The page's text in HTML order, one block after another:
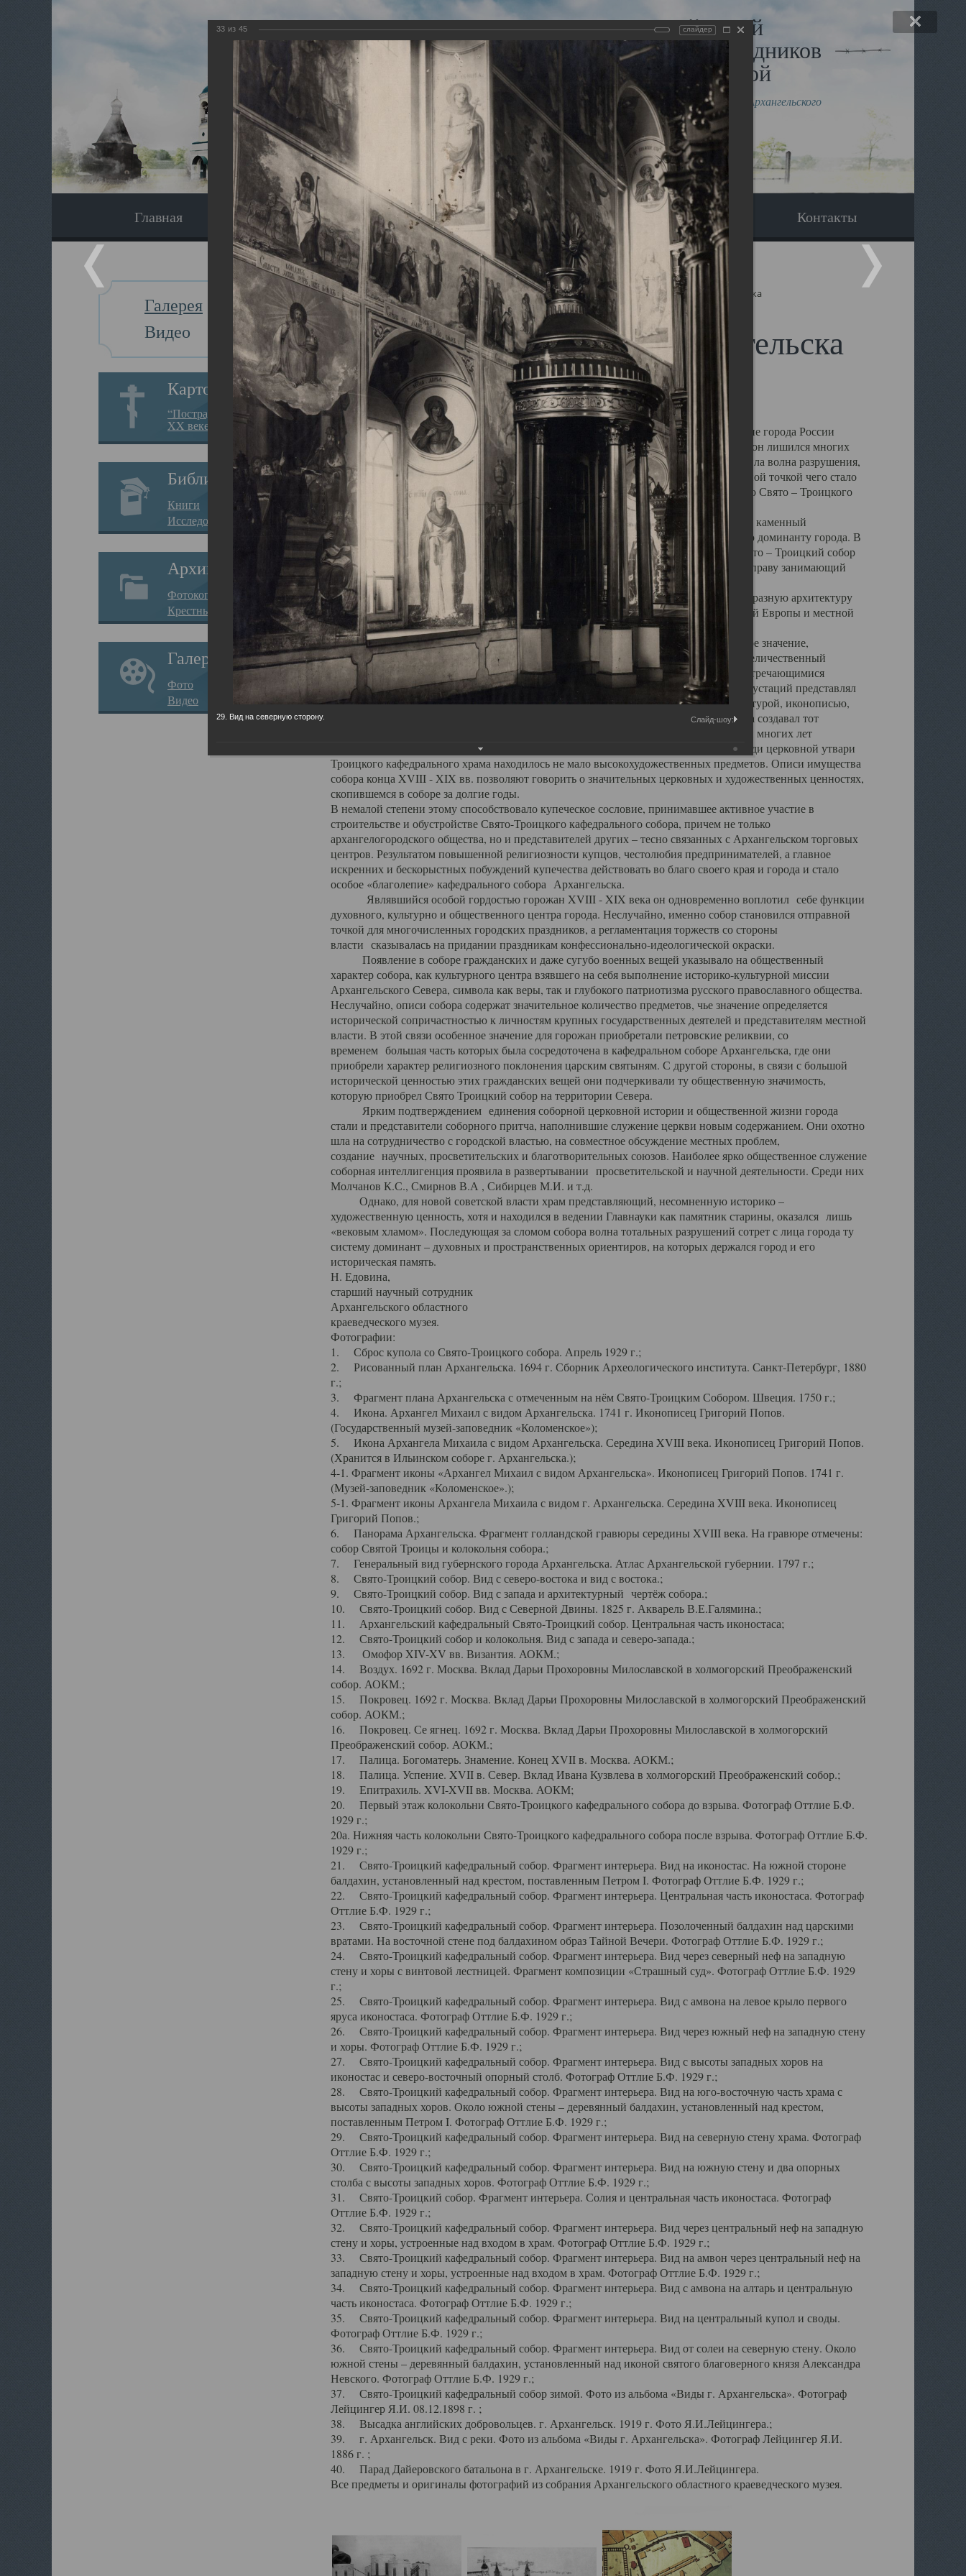
Виртуальный музей
Новомучеников и исповедников
Земли Архангельской
Сайт создан по благословлению митрополита Архангельского
и Холмогорского Даниила
Главная Экскурсия Наследники Галерея Вопрос-ответ Контакты
Галерея
Видео
Картотека
“Пострадавшие за веру в
XX веке на Севере”
Библиотека
Книги
Исследования
Архив
Фотокопии дел
Крестные ходы
Галерея
Фото
Видео
Главная Галерея Храмы-мученики Архангельска Свято-Троицкий собор Архангельска
Свято-Троицкий собор Архангельска
Свято-Троицкий собор Архангельска
23.12.2015
Сегодня мы можем говорить, что Архангельск в большей мере, чем другие губернские города России
пострадал от целенаправленных систематических разрушений, в результате которых он лишился многих
выдающихся памятников архитектуры. Больше всего по старому Архангельску ударила волна разрушения,
вызванная борьбой с религией, набравшая особую силу в конце 20 –х годов. Отправной точкой чего стало
разрушение православного центра архангельской губернии - ансамбля кафедрального Свято – Троицкого
собора Архангельска.
Возникнув в начале XVIII века в центре Архангельска, величественный каменный
двухэтажный Троицкий собор, сразу превратился в зрительную и градостроительную доминанту города. В
XVIII веке по масштабам ему не было равных на Севере. Вплоть до разрушения Свято – Троицкий собор
оставался самым высоким и значительным из городских строений Архангельска, по праву занимающий
второе место, после гостиных дворов, в градостроительной картине Архангельска.
Один из самых больших и светлых соборов России воплотил в себе яркую и своеобразную архитектуру
портового города с отраженными в ней архитектурными течениями России, Западной Европы и местной
архангелогородской школы церковного зодчества.
Масштабность, благолепие и богатство собора, вполне оправдывали его кафедральное значение,
заслуженно выделяя из многочисленных культовых построек города. Обширный и величественный
иконостас украшенный колоннами ионического стиля, с единственными нигде не встречающимися
царскими вратами, изящным фронтоном и множеством резных, символических инкрустаций представлял
собой поистине художественную ценность. В совокупности же с живописью, скульптурой, иконописью,
шитьем, многочисленными предметами церковной утвари интерьер Троицкого храма создавал тот
неповторимый красочный ансамбль декоративного убранства собора, на протяжении многих лет
поражающий воображение своих посетителей. В соборной ризнице, библиотеке, среди церковной утвари
Троицкого кафедрального храма находилось не мало высокохудожественных предметов. Описи имущества
собора конца XVIII - XIX вв. позволяют говорить о значительных церковных и художественных ценностях,
скопившемся в соборе за долгие годы.
В немалой степени этому способствовало купеческое сословие, принимавшее активное участие в
строительстве и обустройстве Свято-Троицкого кафедрального собора, причем не только
архангелогородского общества, но и представителей других – тесно связанных с Архангельском торговых
центров. Результатом повышенной религиозности купцов, честолюбия предпринимателей, а главное
искренних и бескорыстных побуждений купечества действовать во благо своего края и города и стало
особое «благолепие» кафедрального собора Архангельска.
Являвшийся особой гордостью горожан XVIII - XIX века он одновременно воплотил себе функции
духовного, культурно и общественного центра города. Неслучайно, именно собор становился отправной
точкой для многочисленных городских праздников, а регламентация торжеств со стороны
власти сказывалась на придании праздникам конфессионально-идеологической окраски.
Появление в соборе гражданских и даже сугубо военных вещей указывало на общественный
характер собора, как культурного центра взявшего на себя выполнение историко-культурной миссии
Архангельского Севера, символа как веры, так и глубокого патриотизма русского православного общества.
Неслучайно, описи собора содержат значительное количество предметов, чье значение определяется
исторической сопричастностью к личностям крупных государственных деятелей и представителям местной
власти. В этой связи особенное значение для горожан приобретали петровские реликвии, со
временем большая часть которых была сосредоточена в кафедральном соборе Архангельска, где они
приобрели характер религиозного поклонения царским святыням. С другой стороны, в связи с большой
исторической ценностью этих гражданских вещей они подчеркивали ту общественную значимость,
которую приобрел Свято Троицкий собор на территории Севера.
Ярким подтверждением единения соборной церковной истории и общественной жизни города
стали и представители соборного притча, наполнившие служение церкви новым содержанием. Они охотно
шла на сотрудничество с городской властью, на совместное обсуждение местных проблем,
создание научных, просветительских и благотворительных союзов. Наиболее ярко общественное служение
соборная интеллигенция проявила в развертывании просветительской и научной деятельности. Среди них
Молчанов К.С., Смирнов В.А , Сибирцев М.И. и т.д.
Однако, для новой советской власти храм представляющий, несомненную историко –
художественную ценность, хотя и находился в ведении Главнауки как памятник старины, оказался лишь
«вековым хламом». Последующая за сломом собора волна тотальных разрушений сотрет с лица города ту
систему доминант – духовных и пространственных ориентиров, на которых держался город и его
историческая память.
Н. Едовина,
старший научный сотрудник
Архангельского областного
краеведческого музея.
Фотографии:
1. Сброс купола со Свято-Троицкого собора. Апрель 1929 г.;
2. Рисованный план Архангельска. 1694 г. Сборник Археологического института. Санкт-Петербург, 1880
г.;
3. Фрагмент плана Архангельска с отмеченным на нём Свято-Троицким Собором. Швеция. 1750 г.;
4. Икона. Архангел Михаил с видом Архангельска. 1741 г. Иконописец Григорий Попов.
(Государственный музей-заповедник «Коломенское»);
5. Икона Архангела Михаила с видом Архангельска. Середина XVIII века. Иконописец Григорий Попов.
(Хранится в Ильинском соборе г. Архангельска.);
4-1. Фрагмент иконы «Архангел Михаил с видом Архангельска». Иконописец Григорий Попов. 1741 г.
(Музей-заповедник «Коломенское».);
5-1. Фрагмент иконы Архангела Михаила с видом г. Архангельска. Середина XVIII века. Иконописец
Григорий Попов.;
6. Панорама Архангельска. Фрагмент голландской гравюры середины XVIII века. На гравюре отмечены:
собор Святой Троицы и колокольня собора.;
7. Генеральный вид губернского города Архангельска. Атлас Архангельской губернии. 1797 г.;
8. Свято-Троицкий собор. Вид с северо-востока и вид с востока.;
9. Свято-Троицкий собор. Вид с запада и архитектурный чертёж собора.;
10. Свято-Троицкий собор. Вид с Северной Двины. 1825 г. Акварель В.Е.Галямина.;
11. Архангельский кафедральный Свято-Троицкий собор. Центральная часть иконостаса;
12. Свято-Троицкий собор и колокольня. Вид с запада и северо-запада.;
13. Омофор XIV-XV вв. Византия. АОКМ.;
14. Воздух. 1692 г. Москва. Вклад Дарьи Прохоровны Милославской в холмогорский Преображенский
собор. АОКМ.;
15. Покровец. 1692 г. Москва. Вклад Дарьи Прохоровны Милославской в холмогорский Преображенский
собор. АОКМ.;
16. Покровец. Се ягнец. 1692 г. Москва. Вклад Дарьи Прохоровны Милославской в холмогорский
Преображенский собор. АОКМ.;
17. Палица. Богоматерь. Знамение. Конец XVII в. Москва. АОКМ.;
18. Палица. Успение. XVII в. Север. Вклад Ивана Кузвлева в холмогорский Преображенский собор.;
19. Епитрахиль. XVI-XVII вв. Москва. АОКМ;
20. Первый этаж колокольни Свято-Троицкого кафедрального собора до взрыва. Фотограф Оттлие Б.Ф.
1929 г.;
20а. Нижняя часть колокольни Свято-Троицкого кафедрального собора после взрыва. Фотограф Оттлие Б.Ф.
1929 г.;
21. Свято-Троицкий кафедральный собор. Фрагмент интерьера. Вид на иконостас. На южной стороне
балдахин, установленный над крестом, поставленным Петром I. Фотограф Оттлие Б.Ф. 1929 г.;
22. Свято-Троицкий кафедральный собор. Фрагмент интерьера. Центральная часть иконостаса. Фотограф
Оттлие Б.Ф. 1929 г.;
23. Свято-Троицкий кафедральный собор. Фрагмент интерьера. Позолоченный балдахин над царскими
вратами. На восточной стене под балдахином образ Тайной Вечери. Фотограф Оттлие Б.Ф. 1929 г.;
24. Свято-Троицкий кафедральный собор. Фрагмент интерьера. Вид через северный неф на западную
стену и хоры с винтовой лестницей. Фрагмент композиции «Страшный суд». Фотограф Оттлие Б.Ф. 1929
г.;
25. Свято-Троицкий кафедральный собор. Фрагмент интерьера. Вид с амвона на левое крыло первого
яруса иконостаса. Фотограф Оттлие Б.Ф. 1929 г.;
26. Свято-Троицкий кафедральный собор. Фрагмент интерьера. Вид через южный неф на западную стену
и хоры. Фотограф Оттлие Б.Ф. 1929 г.;
27. Свято-Троицкий кафедральный собор. Фрагмент интерьера. Вид с высоты западных хоров на
иконостас и северо-восточный опорный столб. Фотограф Оттлие Б.Ф. 1929 г.;
28. Свято-Троицкий кафедральный собор. Фрагмент интерьера. Вид на юго-восточную часть храма с
высоты западных хоров. Около южной стены – деревянный балдахин, установленный над крестом,
поставленным Петром I. Фотограф Оттлие Б.Ф. 1929 г.;
29. Свято-Троицкий кафедральный собор. Фрагмент интерьера. Вид на северную стену храма. Фотограф
Оттлие Б.Ф. 1929 г.;
30. Свято-Троицкий кафедральный собор. Фрагмент интерьера. Вид на южную стену и два опорных
столба с высоты западных хоров. Фотограф Оттлие Б.Ф. 1929 г.;
31. Свято-Троицкий собор. Фрагмент интерьера. Солия и центральная часть иконостаса. Фотограф
Оттлие Б.Ф. 1929 г.;
32. Свято-Троицкий кафедральный собор. Фрагмент интерьера. Вид через центральный неф на западную
стену и хоры, устроенные над входом в храм. Фотограф Оттлие Б.Ф. 1929 г.;
33. Свято-Троицкий кафедральный собор. Фрагмент интерьера. Вид на амвон через центральный неф на
западную стену и хоры, устроенные над входом в храм. Фотограф Оттлие Б.Ф. 1929 г.;
34. Свято-Троицкий кафедральный собор. Фрагмент интерьера. Вид с амвона на алтарь и центральную
часть иконостаса. Фотограф Оттлие Б.Ф. 1929 г.;
35. Свято-Троицкий кафедральный собор. Фрагмент интерьера. Вид на центральный купол и своды.
Фотограф Оттлие Б.Ф. 1929 г.;
36. Свято-Троицкий кафедральный собор. Фрагмент интерьера. Вид от солеи на северную стену. Около
южной стены – деревянный балдахин, установленный над иконой святого благоверного князя Александра
Невского. Фотограф Оттлие Б.Ф. 1929 г.;
37. Свято-Троицкий кафедральный собор зимой. Фото из альбома «Виды г. Архангельска». Фотограф
Лейцингер Я.И. 08.12.1898 г. ;
38. Высадка английских добровольцев. г. Архангельск. 1919 г. Фото Я.И.Лейцингера.;
39. г. Архангельск. Вид с реки. Фото из альбома «Виды г. Архангельска». Фотограф Лейцингер Я.И.
1886 г. ;
40. Парад Дайеровского батальона в г. Архангельске. 1919 г. Фото Я.И.Лейцингера.
Все предметы и оригиналы фотографий из собрания Архангельского областного краеведческого музея.
33 из 45 слайдер
29. Вид на северную сторону. Слайд-шоу: